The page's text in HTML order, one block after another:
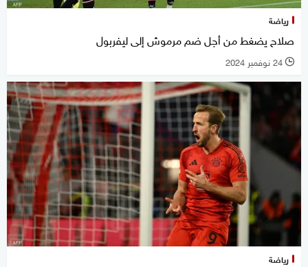
رياضة
صلاح يضغط من أجل ضم مرموش إلى ليفربول
l 24 نوفمبر 2024
رياضة